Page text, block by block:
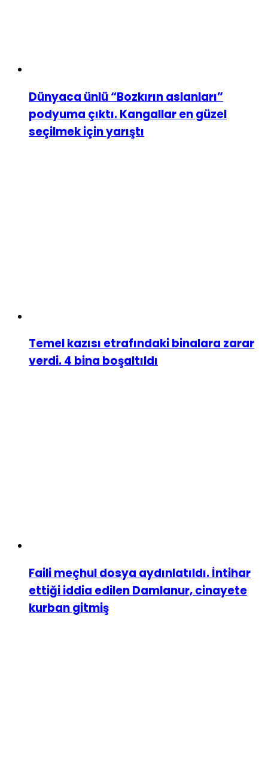
Dünyaca ünlü “Bozkırın aslanları”
podyuma çıktı. Kangallar en güzel
seçilmek için yarıştı
Temel kazısı etrafındaki binalara zarar
verdi. 4 bina boşaltıldı
Faili meçhul dosya aydınlatıldı. İntihar
ettiği iddia edilen Damlanur, cinayete
kurban gitmiş